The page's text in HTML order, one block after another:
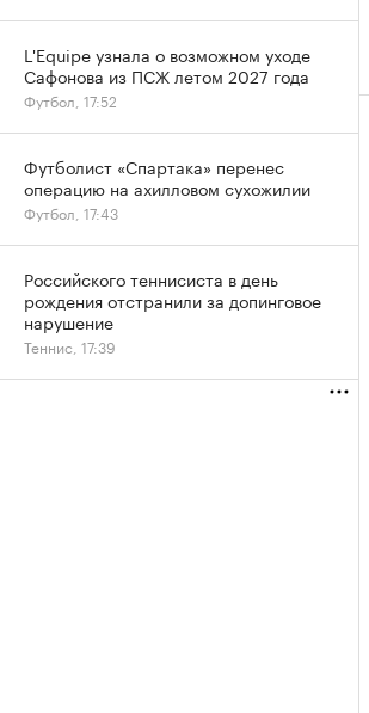
L'Equipe узнала о возможном уходе
Сафонова из ПСЖ летом 2027 года
Футбол, 17:52
Футболист «Спартака» перенес
операцию на ахилловом сухожилии
Футбол, 17:43
Российского теннисиста в день
рождения отстранили за допинговое
нарушение
Теннис, 17:39